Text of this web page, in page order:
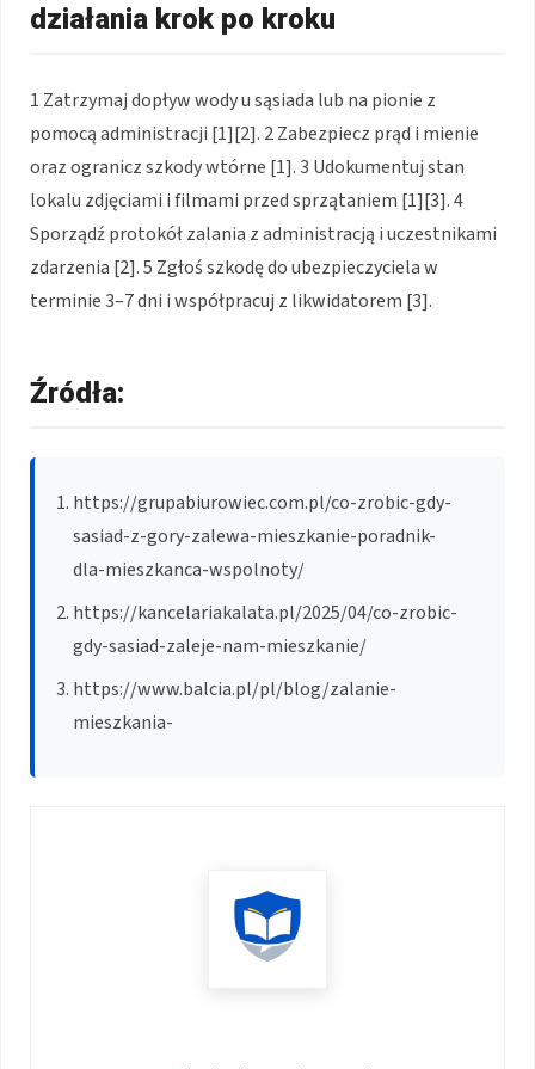
działania krok po kroku
1 Zatrzymaj dopływ wody u sąsiada lub na pionie z
pomocą administracji [1][2]. 2 Zabezpiecz prąd i mienie
oraz ogranicz szkody wtórne [1]. 3 Udokumentuj stan
lokalu zdjęciami i filmami przed sprzątaniem [1][3]. 4
Sporządź protokół zalania z administracją i uczestnikami
zdarzenia [2]. 5 Zgłoś szkodę do ubezpieczyciela w
terminie 3–7 dni i współpracuj z likwidatorem [3].
Źródła:
https://grupabiurowiec.com.pl/co-zrobic-gdy-
sasiad-z-gory-zalewa-mieszkanie-poradnik-
dla-mieszkanca-wspolnoty/
https://kancelariakalata.pl/2025/04/co-zrobic-
gdy-sasiad-zaleje-nam-mieszkanie/
https://www.balcia.pl/pl/blog/zalanie-
mieszkania-